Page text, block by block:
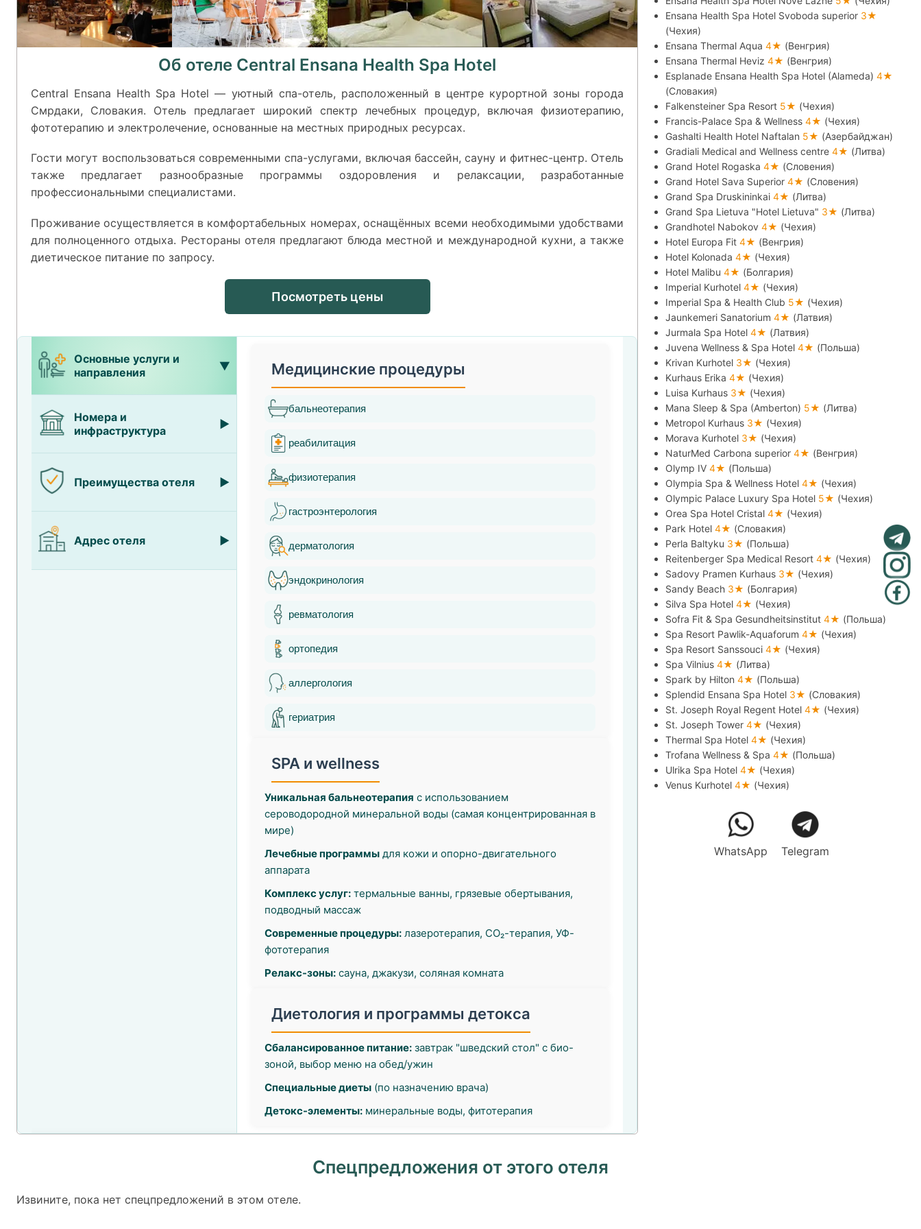
Об отеле Central Ensana Health Spa Hotel
Central Ensana Health Spa Hotel — уютный спа-отель, расположенный в центре курортной зоны города
Смрдаки, Словакия. Отель предлагает широкий спектр лечебных процедур, включая физиотерапию,
фототерапию и электролечение, основанные на местных природных ресурсах.
Гости могут воспользоваться современными спа-услугами, включая бассейн, сауну и фитнес-центр. Отель
также предлагает разнообразные программы оздоровления и релаксации, разработанные
профессиональными специалистами.
Проживание осуществляется в комфортабельных номерах, оснащённых всеми необходимыми удобствами
для полноценного отдыха. Рестораны отеля предлагают блюда местной и международной кухни, а также
диетическое питание по запросу.
Посмотреть цены
Основные услуги и
направления
Номера и
инфраструктура
Преимущества отеля
Адрес отеля
Медицинские процедуры
бальнеотерапия
реабилитация
физиотерапия
гастроэнтерология
дерматология
эндокринология
ревматология
ортопедия
аллергология
гериатрия
SPA и wellness
Уникальная бальнеотерапия с использованием
сероводородной минеральной воды (самая концентрированная в
мире)
Лечебные программы для кожи и опорно-двигательного
аппарата
Комплекс услуг: термальные ванны, грязевые обертывания,
подводный массаж
Современные процедуры: лазеротерапия, CO₂-терапия, УФ-
фототерапия
Релакс-зоны: сауна, джакузи, соляная комната
Диетология и программы детокса
Сбалансированное питание: завтрак "шведский стол" с био-
зоной, выбор меню на обед/ужин
Специальные диеты (по назначению врача)
Детокс-элементы: минеральные воды, фитотерапия
Ensana Health Spa Hotel Svoboda superior 3★
(Чехия)
Ensana Thermal Aqua4★ (Венгрия)
Ensana Thermal Heviz4★ (Венгрия)
Esplanade Ensana Health Spa Hotel (Alameda)4★
(Словакия)
Falkensteiner Spa Resort 5★ (Чехия)
Francis-Palace Spa & Wellness4★ (Чехия)
Gashalti Health Hotel Naftalan 5★ (Азербайджан)
Gradiali Medical and Wellness centre4★ (Литва)
Grand Hotel Rogaska4★ (Словения)
Grand Hotel Sava Superior4★ (Словения)
Grand Spa Druskininkai4★ (Литва)
Grand Spa Lietuva "Hotel Lietuva" 3★ (Литва)
Grandhotel Nabokov4★ (Чехия)
Hotel Europa Fit4★ (Венгрия)
Hotel Kolonada4★ (Чехия)
Hotel Malibu4★ (Болгария)
Imperial Kurhotel4★ (Чехия)
Imperial Spa & Health Club 5★ (Чехия)
Jaunkemeri Sanatorium4★ (Латвия)
Jurmala Spa Hotel4★ (Латвия)
Juvena Wellness & Spa Hotel4★ (Польша)
Krivan Kurhotel 3★ (Чехия)
Kurhaus Erika4★ (Чехия)
Luisa Kurhaus 3★ (Чехия)
Mana Sleep & Spa (Amberton) 5★ (Литва)
Metropol Kurhaus 3★ (Чехия)
Morava Kurhotel 3★ (Чехия)
NaturMed Carbona superior4★ (Венгрия)
Olymp IV4★ (Польша)
Olympia Spa & Wellness Hotel4★ (Чехия)
Olympic Palace Luxury Spa Hotel 5★ (Чехия)
Orea Spa Hotel Cristal4★ (Чехия)
Park Hotel4★ (Словакия)
Perla Baltyku 3★ (Польша)
Reitenberger Spa Medical Resort4★ (Чехия)
Sadovy Pramen Kurhaus 3★ (Чехия)
Sandy Beach 3★ (Болгария)
Silva Spa Hotel4★ (Чехия)
Sofra Fit & Spa Gesundheitsinstitut4★ (Польша)
Spa Resort Pawlik-Aquaforum4★ (Чехия)
Spa Resort Sanssouci4★ (Чехия)
Spa Vilnius4★ (Литва)
Spark by Hilton4★ (Польша)
Splendid Ensana Spa Hotel 3★ (Словакия)
St. Joseph Royal Regent Hotel4★ (Чехия)
St. Joseph Tower4★ (Чехия)
Thermal Spa Hotel4★ (Чехия)
Trofana Wellness & Spa4★ (Польша)
Ulrika Spa Hotel4★ (Чехия)
Venus Kurhotel4★ (Чехия)
WhatsApp Telegram
Спецпредложения от этого отеля
Извините, пока нет спецпредложений в этом отеле.